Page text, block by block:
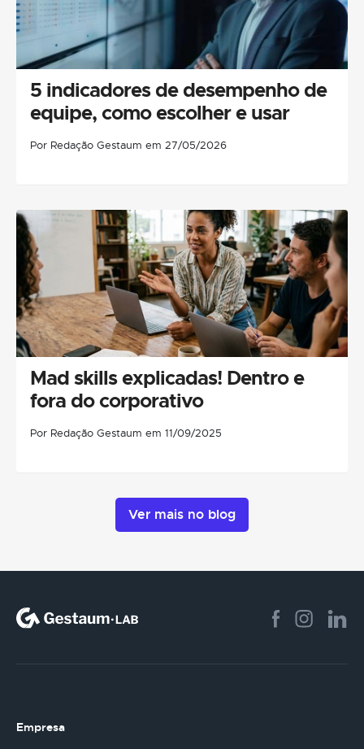
5 indicadores de desempenho de
equipe, como escolher e usar
Por Redação Gestaum em 27/05/2026
Mad skills explicadas! Dentro e
fora do corporativo
Por Redação Gestaum em 11/09/2025
Ver mais no blog
Empresa